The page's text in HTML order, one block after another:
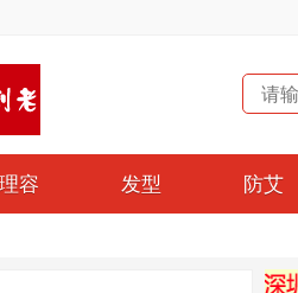
理容 发型 防艾